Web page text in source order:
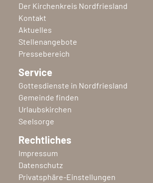
Der Kirchenkreis Nordfriesland
Kontakt
Aktuelles
Stellenangebote
Pressebereich
Service
Gottesdienste in Nordfriesland
Gemeinde finden
Urlaubskirchen
Seelsorge
Rechtliches
Impressum
Datenschutz
Privatsphäre-Einstellungen